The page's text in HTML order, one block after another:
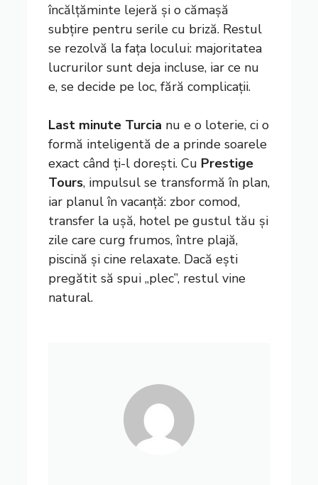
încălțăminte lejeră și o cămașă
subțire pentru serile cu briză. Restul
se rezolvă la fața locului: majoritatea
lucrurilor sunt deja incluse, iar ce nu
e, se decide pe loc, fără complicații.
Last minute Turcia nu e o loterie, ci o
formă inteligentă de a prinde soarele
exact când ți-l dorești. Cu Prestige
Tours, impulsul se transformă în plan,
iar planul în vacanță: zbor comod,
transfer la ușă, hotel pe gustul tău și
zile care curg frumos, între plajă,
piscină și cine relaxate. Dacă ești
pregătit să spui „plec”, restul vine
natural.